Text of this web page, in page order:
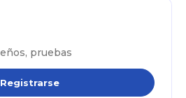
pruebas
Registrarse